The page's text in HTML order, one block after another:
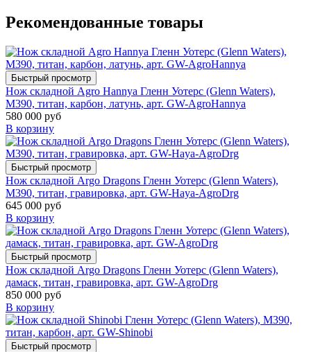
Рекомендованные товары
Быстрый просмотр
Нож складной Agro Hannya Гленн Уотерс (Glenn Waters),
M390, титан, карбон, латунь, арт. GW-AgroHannya
580 000 руб
В корзину
Быстрый просмотр
Нож складной Argo Dragons Гленн Уотерс (Glenn Waters),
M390, титан, гравировка, арт. GW-Haya-AgroDrg
645 000 руб
В корзину
Быстрый просмотр
Нож складной Argo Dragons Гленн Уотерс (Glenn Waters),
дамаск, титан, гравировка, арт. GW-AgroDrg
850 000 руб
В корзину
Быстрый просмотр